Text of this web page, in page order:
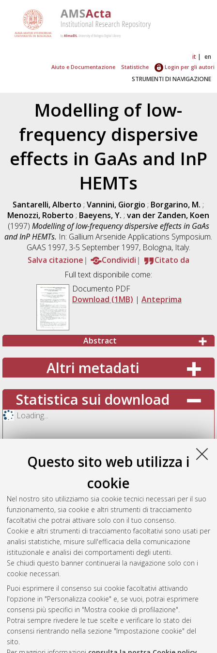
Questo sito web utilizza i
cookie
Nel nostro sito utilizziamo sia cookie tecnici necessari per il suo
funzionamento, sia cookie e altri strumenti di tracciamento
facoltativi che potrai attivare solo con il tuo consenso.
Cookie e altri strumenti di tracciamento facoltativi sono usati per
analisi statistiche, misure sull'efficacia della comunicazione
istituzionale e analisi dei comportamenti degli utenti.
Se chiudi questo banner continuerai la navigazione solo con i
cookie necessari.
Puoi esprimere il consenso sui cookie facoltativi attivando
l'opzione in "Personalizza cookie" e, se vuoi, potrai esprimere
consensi più specifici in "Mostra cookie di profilazione".
Potrai sempre rivedere le tue scelte e verificare lo stato dei
consensi rientrando nella sezione "Impostazione cookie" del
sito.
it en
Aiuto e Documentazione Statistiche Login per gli autori
STRUMENTI DI NAVIGAZIONE
Modelling of low-
frequency dispersive
effects in GaAs and InP
HEMTs
Santarelli, Alberto ;Vannini, Giorgio ; Borgarino, M. ;
Menozzi, Roberto ; Baeyens, Y. ;van der Zanden, Koen
(1997) Modelling of low-frequency dispersive effects in GaAs
and InP HEMTs. In: Gallium Arsenide Applications Symposium.
GAAS 1997, 3-5 September 1997, Bologna, Italy.
Salva citazione
Condividi
Citato da
Full text disponibile come:
Documento PDF
Download (1MB) | Anteprima
Abstract
Altri metadati
Statistica sui download
Loading...
Vedi altre statistiche
Gestione del documento:
Atom
Rss
AMS Acta
ISSN: 2038-7954
re3data.org -
doi.org/10.17616/R3P19R
Servizio implementato e